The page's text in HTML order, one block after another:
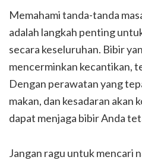
Memahami tanda-tanda
adalah langkah penting
secara keseluruhan. Bibir
mencerminkan kecantikan,
Dengan perawatan yang
makan, dan kesadaran akan
dapat menjaga bibir Anda
Jangan ragu untuk mencari